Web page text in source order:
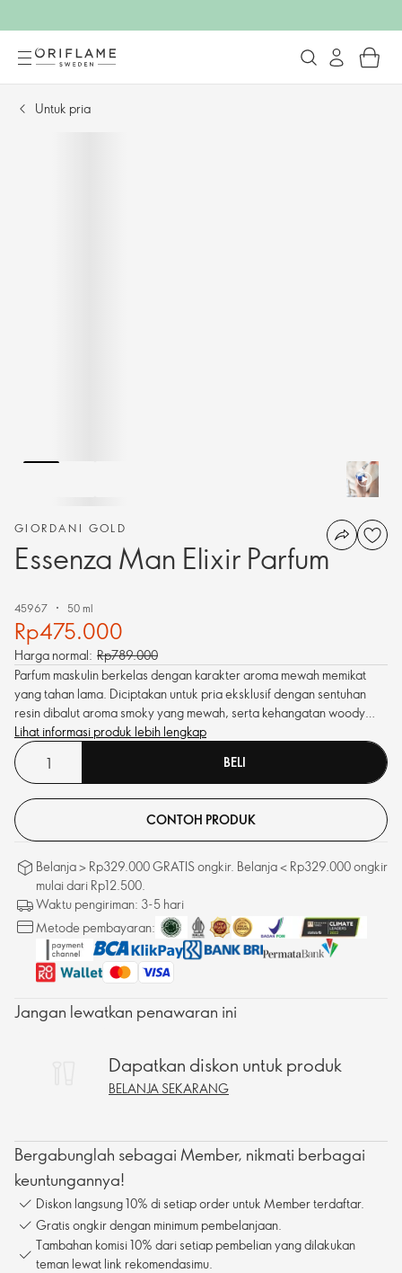
Untuk pria
GIORDANI GOLD
Essenza Man Elixir Parfum
45967 50 ml
Rp475.000
Harga normal: Rp789.000
Parfum maskulin berkelas dengan karakter aroma mewah memikat
yang tahan lama. Diciptakan untuk pria eksklusif dengan sentuhan
resin dibalut aroma smoky yang mewah, serta kehangatan woody
yang berkarakter.
Lihat informasi produk lebih lengkap
BELI
CONTOH PRODUK
Belanja > Rp329.000 GRATIS ongkir. Belanja < Rp329.000 ongkir
mulai dari Rp12.500.
Waktu pengiriman: 3-5 hari
Metode pembayaran:
Jangan lewatkan penawaran ini
Dapatkan diskon untuk produk
BELANJA SEKARANG
Bergabunglah sebagai Member, nikmati berbagai
keuntungannya!
Diskon langsung 10% di setiap order untuk Member terdaftar.
Gratis ongkir dengan minimum pembelanjaan.
Tambahan komisi 10% dari setiap pembelian yang dilakukan
teman lewat link rekomendasimu.